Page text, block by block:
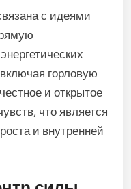
с идеями
горловую
и открытое
что является
и внутренней